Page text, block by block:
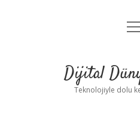
Yasal
Dijital
Teknolojiyle dolu